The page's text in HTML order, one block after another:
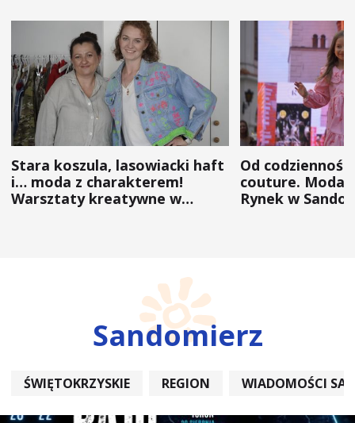
Stara koszula, lasowiacki haft
i… moda z charakterem!
Warsztaty kreatywne w
Od
couture. Moda
Rynek w
Sandomierz
ŚWIĘTOKRZYSKIE REGION WIADOMOŚCI